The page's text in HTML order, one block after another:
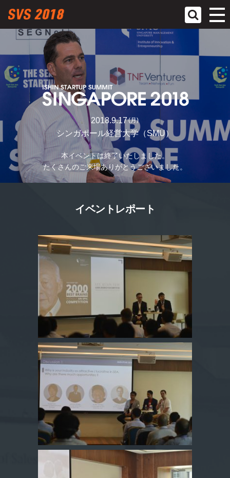
コンテンツ
会場案内
2018.9.17(月)
シンガポール経営大学（SMU）
本イベントは終了いたしました。
たくさんのご来場ありがとうございました。
イベントレポート